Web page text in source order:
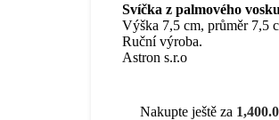
Svíčka z palmového
Výška 7,5 cm, průměr 7,5
Ruční výroba.
Astron s.r.o
Nakupte ještě za